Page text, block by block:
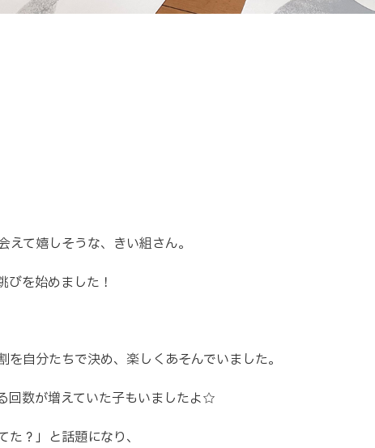
て嬉しそうな、きい組さん。
びを始めました！
自分たちで決め、楽しくあそんでいました。
回数が増えていた子もいましたよ☆
？」と話題になり、